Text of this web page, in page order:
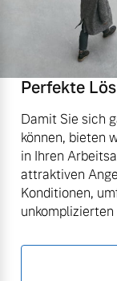
Perfekte
Damit Sie sich
können, bieten
in Ihren
attraktiven
Konditionen,
unkomplizierten